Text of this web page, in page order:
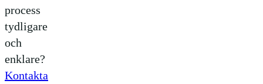
process
tydligare
och
enklare?
Kontakta